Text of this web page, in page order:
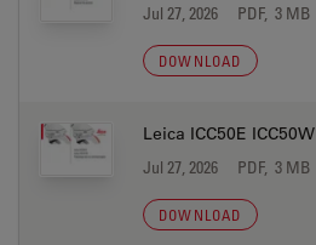
Jul 27, 2026 PDF, 3 MB
DOWNLOAD
Leica ICC50E
Jul 27, 2026 PDF, 3 MB
DOWNLOAD